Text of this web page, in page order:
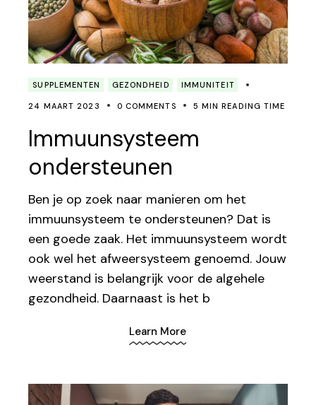
SUPPLEMENTEN GEZONDHEID IMMUNITEIT
24 MAART 2023 0 COMMENTS 5 MIN READING TIME
Immuunsysteem
ondersteunen
Ben je op zoek naar manieren om het
immuunsysteem te ondersteunen? Dat is
een goede zaak. Het immuunsysteem wordt
ook wel het afweersysteem genoemd. Jouw
weerstand is belangrijk voor de algehele
gezondheid. Daarnaast is het b
Learn More